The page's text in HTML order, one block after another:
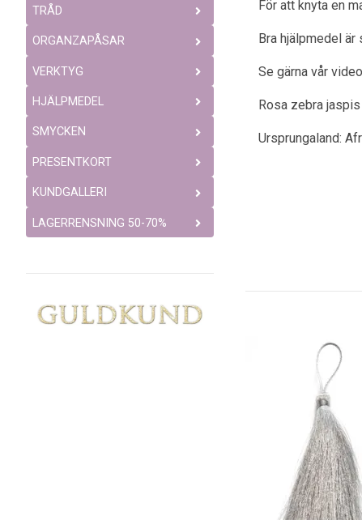
TRÅD
ORGANZAPÅSAR
VERKTYG
HJÄLPMEDEL
SMYCKEN
PRESENTKORT
KUNDGALLERI
LAGERRENSNING 50-70%
För att knyta en
Bra hjälpmedel är
Se gärna vår
Rosa zebra
Ursprungaland: